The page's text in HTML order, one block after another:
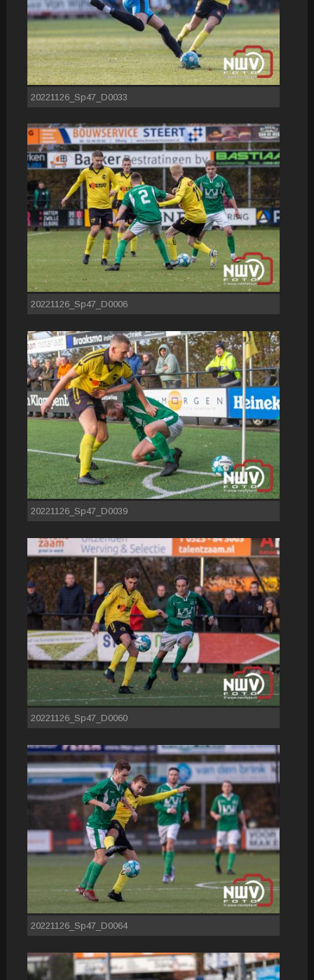
20221126_Sp47_D0033
20221126_Sp47_D0006
20221126_Sp47_D0039
20221126_Sp47_D0060
20221126_Sp47_D0064